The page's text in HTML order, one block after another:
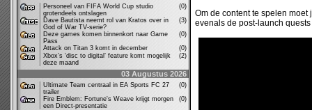
Personeel van FIFA World Cup studio
grotendeels ontslagen
(0)
Dave Bautista neemt rol van Kratos over in
God of War TV-serie?
(3)
Deze games komen binnenkort naar Game
Pass
(0)
Attack on Titan 3 komt in december
(0)
Xbox’s ‘disc to digital’ feature komt mogelijk
deze maand
(2)
03 Augustus 2026
Ultimate Team centraal in EA Sports FC 27
trailer
(0)
Fire Emblem: Fortune's Weave krijgt morgen
een Direct-presentatie
(0)
Om de content te spelen
evenals de post-launch